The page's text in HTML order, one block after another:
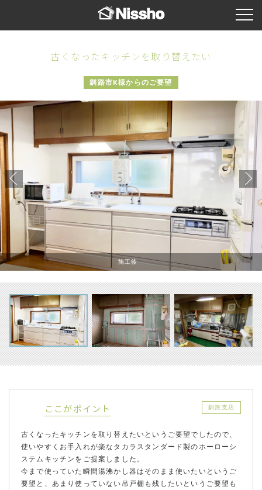
古くなったキッチンを取り替えたい
釧路市K様からのご要望
施工後
ここがポイント 釧路支店
古くなったキッチンを取り替えたいというご要望でしたので、
使いやすくお手入れが楽なタカラスタンダード製のホーローシ
ステムキッチンをご提案しました。
今まで使っていた瞬間湯沸かし器はそのまま使いたいというご
要望と、あまり使っていない吊戸棚も残したいというご要望も